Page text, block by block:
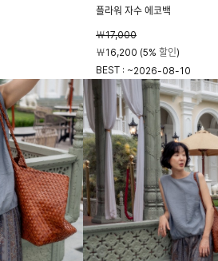
플라워 자수 에코백
￦17,000
￦16,200 (5% 할인)
BEST : ~2026-08-10
23시 59분